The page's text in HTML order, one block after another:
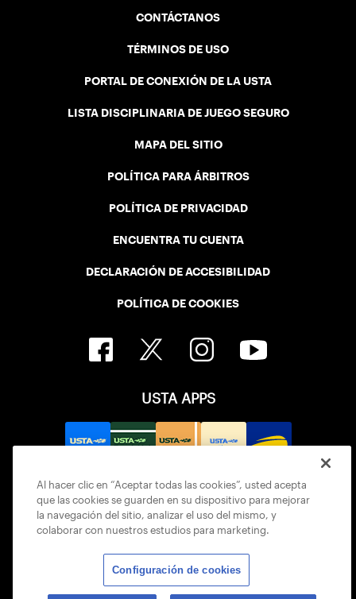
CONTÁCTANOS
TÉRMINOS DE USO
PORTAL DE CONEXIÓN DE LA USTA
LISTA DISCIPLINARIA DE JUEGO SEGURO
MAPA DEL SITIO
POLÍTICA PARA ÁRBITROS
POLÍTICA DE PRIVACIDAD
ENCUENTRA TU CUENTA
DECLARACIÓN DE ACCESIBILIDAD
POLÍTICA DE COOKIES
USTA APPS
© 2026 USTA ALL RIGHTS RESERVED
Al hacer clic en “Aceptar todas las cookies”, usted acepta
que las cookies se guarden en su dispositivo para mejorar
la navegación del sitio, analizar el uso del mismo, y
colaborar con nuestros estudios para marketing.
Configuración de cookies